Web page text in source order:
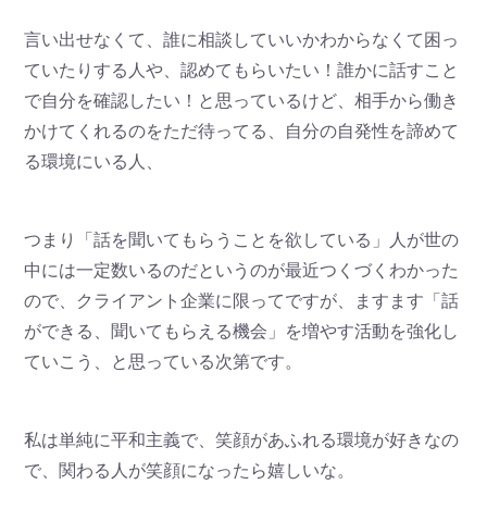
言い出せなくて、誰に相談していいかわからなくて困っ
ていたりする人や、認めてもらいたい！誰かに話すこと
で自分を確認したい！と思っているけど、相手から働き
かけてくれるのをただ待ってる、自分の自発性を諦めて
る環境にいる人、
つまり「話を聞いてもらうことを欲している」人が世の
中には一定数いるのだというのが最近つくづくわかった
ので、クライアント企業に限ってですが、ますます「話
ができる、聞いてもらえる機会」を増やす活動を強化し
ていこう、と思っている次第です。
私は単純に平和主義で、笑顔があふれる環境が好きなの
で、関わる人が笑顔になったら嬉しいな。